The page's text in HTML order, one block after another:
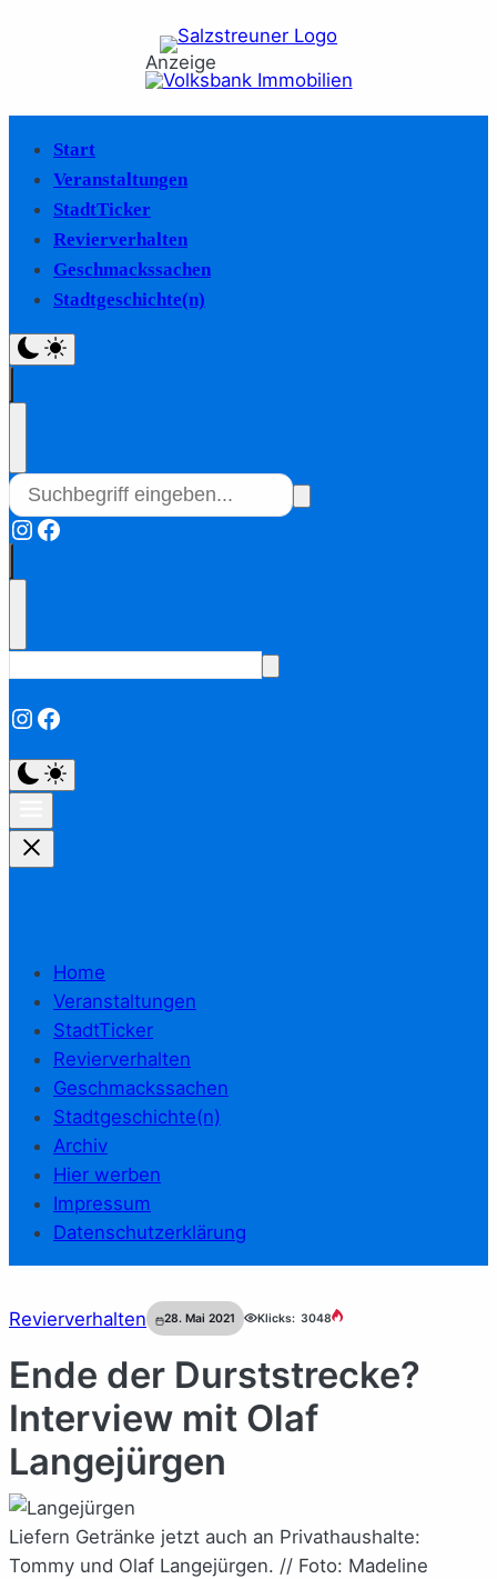
Anzeige
Start
Veranstaltungen
StadtTicker
Revierverhalten
Geschmackssachen
Stadtgeschichte(n)
Instagram
Facebook
Instagram
Facebook
Home
Veranstaltungen
StadtTicker
Revierverhalten
Geschmackssachen
Stadtgeschichte(n)
Archiv
Hier werben
Impressum
Datenschutzerklärung
Revierverhalten 28. Mai 2021 Klicks: 3048
Ende der Durststrecke?
Interview mit Olaf
Langejürgen
Liefern Getränke jetzt auch an Privathaushalte:
Tommy und Olaf Langejürgen. // Foto: Madeline